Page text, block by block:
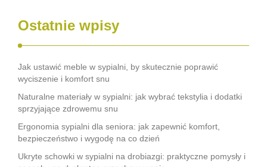
Ostatnie wpisy
Jak ustawić meble w sypialni, by skutecznie poprawić
wyciszenie i komfort snu
Naturalne materiały w sypialni: jak wybrać tekstylia i dodatki
sprzyjające zdrowemu snu
Ergonomia sypialni dla seniora: jak zapewnić komfort,
bezpieczeństwo i wygodę na co dzień
Ukryte schowki w sypialni na drobiazgi: praktyczne pomysły i